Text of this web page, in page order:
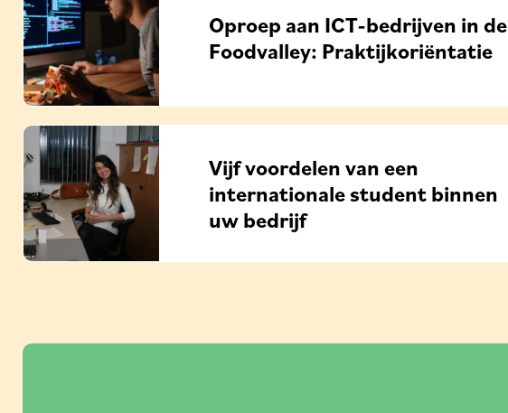
Oproep aan ICT-bedrijven in de
Foodvalley: Praktijkoriëntatie
Vijf voordelen van een
internationale student binnen
uw bedrijf